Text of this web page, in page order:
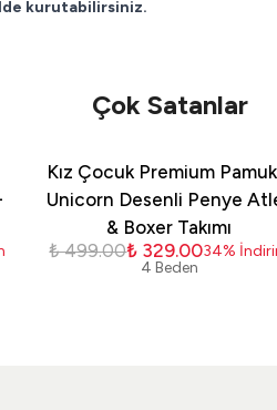
kurutabilirsiniz.
Çok Satanlar
Kız Çocuk Premium
Unicorn Desenli Penye
& Boxer Takımı
₺ 499.00₺ 329.0034%
4 Beden